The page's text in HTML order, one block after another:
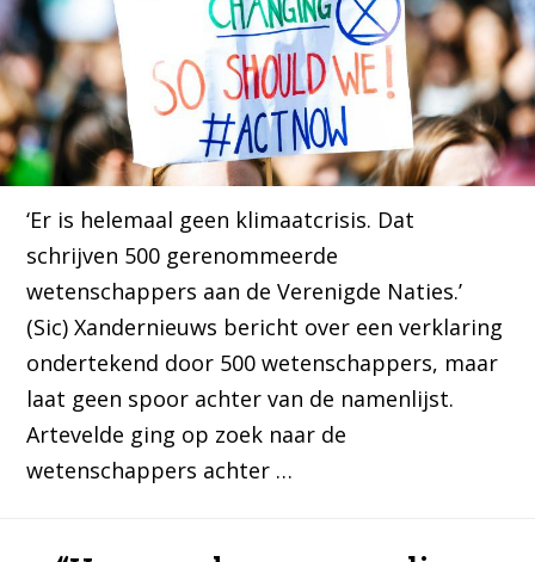
‘Er is helemaal geen klimaatcrisis. Dat
schrijven 500 gerenommeerde
wetenschappers aan de Verenigde Naties.’
(Sic) Xandernieuws bericht over een verklaring
ondertekend door 500 wetenschappers, maar
laat geen spoor achter van de namenlijst.
Artevelde ging op zoek naar de
wetenschappers achter …